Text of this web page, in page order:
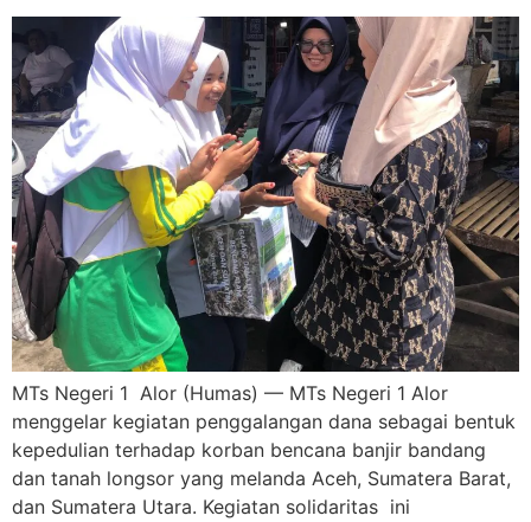
MTs Negeri 1 Alor (Humas) — MTs Negeri 1 Alor
menggelar kegiatan penggalangan dana sebagai bentuk
kepedulian terhadap korban bencana banjir bandang
dan tanah longsor yang melanda Aceh, Sumatera Barat,
dan Sumatera Utara. Kegiatan solidaritas ini